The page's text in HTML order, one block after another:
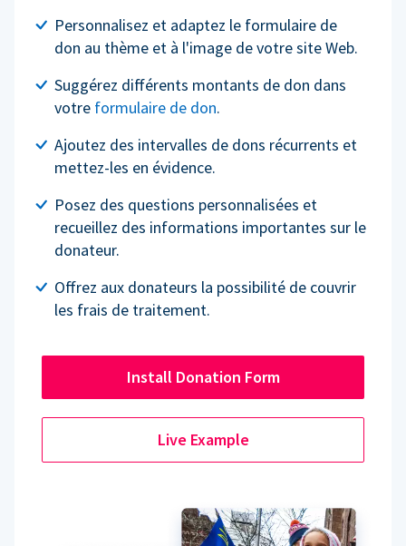
Personnalisez et adaptez le formulaire de
don au thème et à l'image de votre site Web.
Suggérez différents montants de don dans
votre formulaire de don.
Ajoutez des intervalles de dons récurrents et
mettez-les en évidence.
Posez des questions personnalisées et
recueillez des informations importantes sur le
donateur.
Offrez aux donateurs la possibilité de couvrir
les frais de traitement.
Install Donation Form
Live Example